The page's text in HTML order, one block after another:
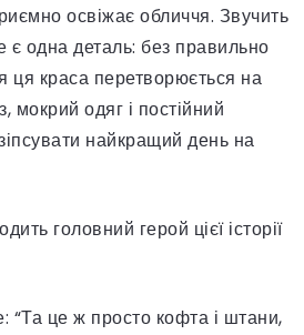
освіжає обличчя. Звучить
є одна деталь: без правильно
ця краса перетворюється на
одяг і постійний
найкращий день на
головний герой цієї історії
“Та це ж просто кофта і штани,